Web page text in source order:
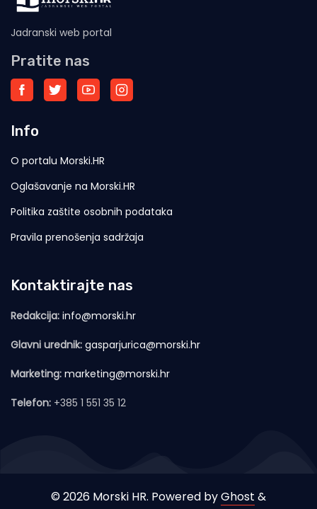
Jadranski web portal
Pratite nas
Info
O portalu Morski.HR
Oglašavanje na Morski.HR
Politika zaštite osobnih podataka
Pravila prenošenja sadržaja
Kontaktirajte nas
Redakcija: info@morski.hr
Glavni urednik: gasparjurica@morski.hr
Marketing: marketing@morski.hr
Telefon: +385 1 551 35 12
© 2026 Morski HR. Powered byGhost &